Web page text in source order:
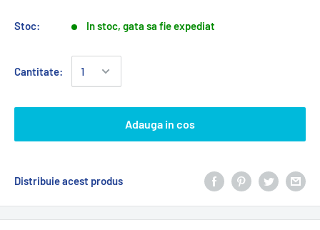
Stoc: In stoc, gata sa fie expediat
Cantitate:
Adauga in cos
Distribuie acest produs